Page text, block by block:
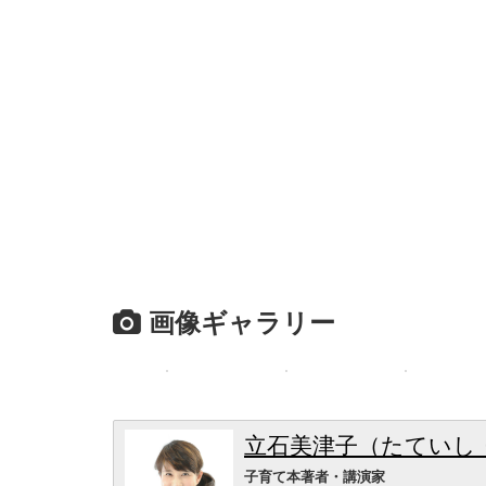
画像ギャラリー
立石美津子（たていし
子育て本著者・講演家